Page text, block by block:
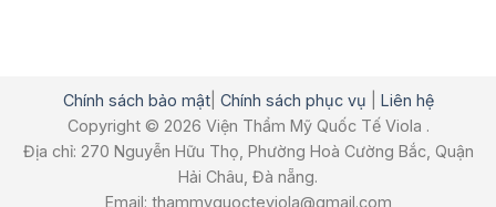
Chính sách bảo mật| Chính sách phục vụ
Liên hệ
Copyright © 2026 Viện Thẩm Mỹ Quốc Tế Viola .
Địa chỉ: 270 Nguyễn Hữu Thọ, Phường Hoà Cường Bắc, Quận
Hải Châu, Đà nẵng.
Email: thammyquocteviola@gmail.com